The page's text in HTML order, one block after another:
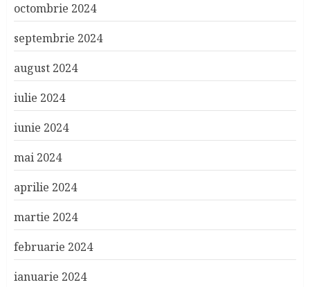
octombrie 2024
septembrie 2024
august 2024
iulie 2024
iunie 2024
mai 2024
aprilie 2024
martie 2024
februarie 2024
ianuarie 2024